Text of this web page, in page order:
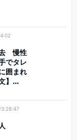
去 慢性
でタレ
囲まれ
】...